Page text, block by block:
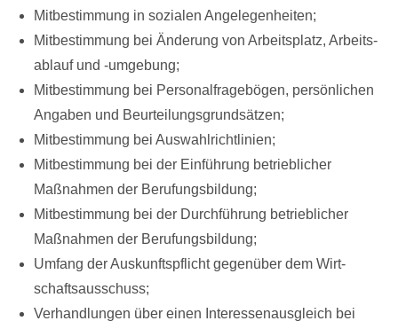
Mit­be­stim­mung in so­zia­len An­ge­le­gen­hei­ten;
Mit­be­stim­mung bei Ände­rung von Ar­beits­platz, Ar­beits­
ab­lauf und -um­ge­bung;
Mit­be­stim­mung bei Per­so­nal­fra­gebögen, persönli­chen
An­ga­ben und Be­ur­tei­lungs­grundsätzen;
Mit­be­stim­mung bei Aus­wahl­richt­li­ni­en;
Mit­be­stim­mung bei der Einführung be­trieb­li­cher
Maßnah­men der Be­ru­fungs­bil­dung;
Mit­be­stim­mung bei der Durchführung be­trieb­li­cher
Maßnah­men der Be­ru­fungs­bil­dung;
Um­fang der Aus­kunfts­pflicht ge­genüber dem Wirt­
schafts­aus­schuss;
Ver­hand­lun­gen über ei­nen In­ter­es­sen­aus­gleich bei